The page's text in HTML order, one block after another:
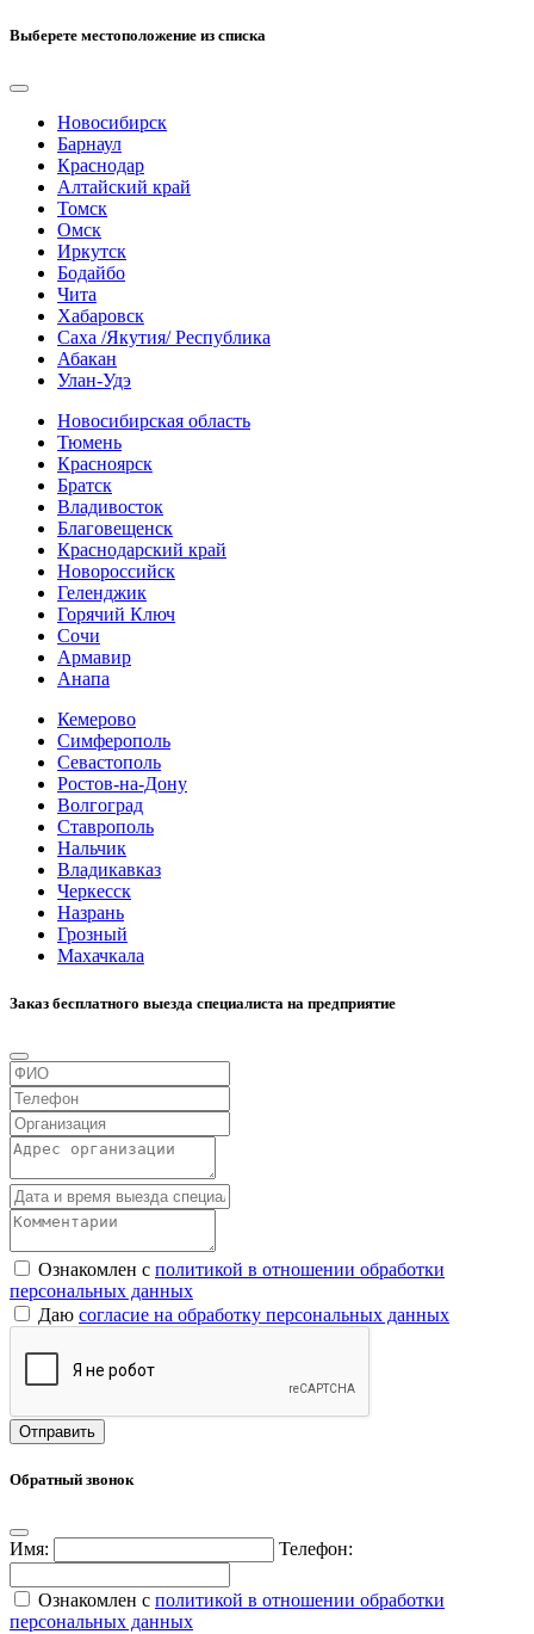
Выберете местоположение из списка
Новосибирск
Барнаул
Краснодар
Алтайский край
Томск
Омск
Иркутск
Бодайбо
Чита
Хабаровск
Саха /Якутия/ Республика
Абакан
Улан-Удэ
Новосибирская область
Тюмень
Красноярск
Братск
Владивосток
Благовещенск
Краснодарский край
Новороссийск
Геленджик
Горячий Ключ
Сочи
Армавир
Анапа
Кемерово
Симферополь
Севастополь
Ростов-на-Дону
Волгоград
Ставрополь
Нальчик
Владикавказ
Черкесск
Назрань
Грозный
Махачкала
Заказ бесплатного выезда специалиста на предприятие
Ознакомлен с политикой в отношении обработки
персональных данных
Даю согласие на обработку персональных данных
Обратный звонок
Имя: Телефон:
Ознакомлен с политикой в отношении обработки
персональных данных